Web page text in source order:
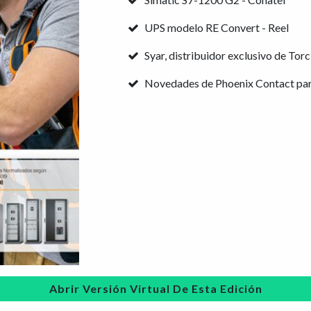
UPS modelo RE Convert - Reel
Syar, distribuidor exclusivo de
Novedades de Phoenix Contact
Abrir Versión Virtual De Esta Edición